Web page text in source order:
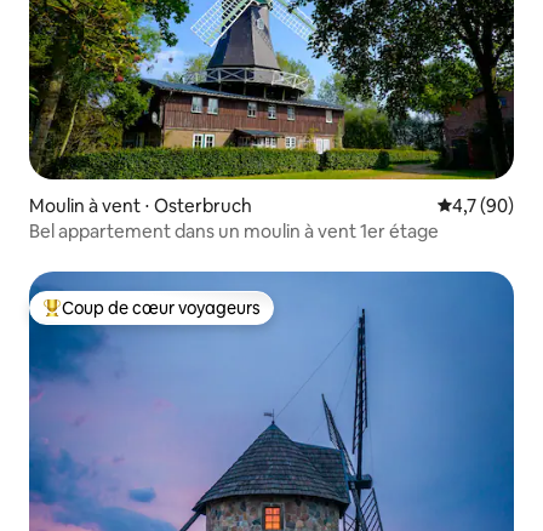
Moulin à vent ⋅ Osterbruch Évaluation
4,7 (90)
Bel appartement dans un moulin à vent 1er étage
Coups de cœur voyageurs les plus appréciés
Coup de cœur voyageurs